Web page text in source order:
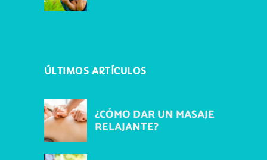
ÚLTIMOS ARTÍCULOS
¿CÓMO DAR UN MASAJE
RELAJANTE?